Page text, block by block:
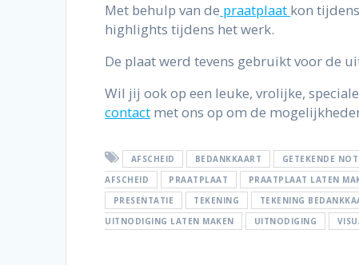
Met behulp van de praatplaat kon
highlights tijdens het werk.
De plaat werd tevens gebruikt voor de
Wil jij ook op een leuke, vrolijke,
contact met ons op om de
AFSCHEID BEDANKKAART GETEKENDE
AFSCHEID
PRAATPLAAT PRAATPLAAT LATEN
PRESENTATIE
TEKENING TEKENING
UITNODIGING LATEN MAKEN
UITNODIGING